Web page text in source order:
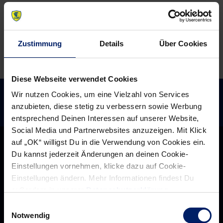
Zustimmung Details Über Cookies
Diese Webseite verwendet Cookies
Wir nutzen Cookies, um eine Vielzahl von Services
anzubieten, diese stetig zu verbessern sowie Werbung
entsprechend Deinen Interessen auf unserer Website,
Social Media und Partnerwebsites anzuzeigen. Mit Klick
auf „OK“ willigst Du in die Verwendung von Cookies ein.
Du kannst jederzeit Änderungen an deinen Cookie-
Einstellungen vornehmen, klicke dazu auf Cookie-
Einstellungen ändern. Mehr Informationen findest Du
Notwendig